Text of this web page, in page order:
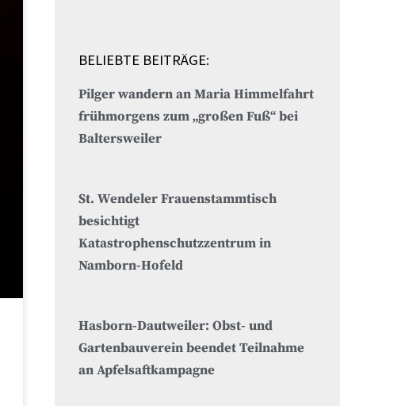
BELIEBTE BEITRÄGE:
Pilger wandern an Maria Himmelfahrt
frühmorgens zum „großen Fuß“ bei
Baltersweiler
St. Wendeler Frauenstammtisch
besichtigt
Katastrophenschutzzentrum in
Namborn-Hofeld
Hasborn-Dautweiler: Obst- und
Gartenbauverein beendet Teilnahme
an Apfelsaftkampagne